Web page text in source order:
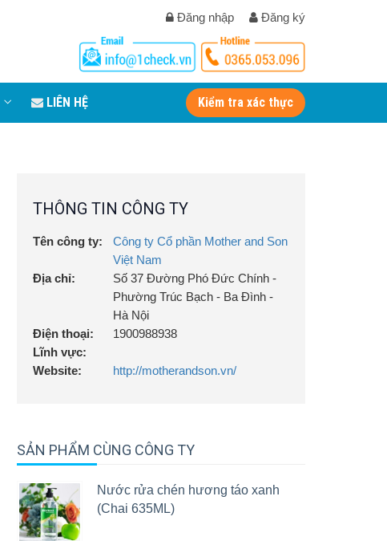
Đăng nhập Đăng ký
LIÊN HỆ Kiểm tra xác thực
THÔNG TIN CÔNG TY
Tên công ty:
Công ty Cổ phần Mother and Son
Việt Nam
Địa chỉ:
Số 37 Đường Phó Đức Chính -
Phường Trúc Bạch - Ba Đình -
Hà Nội
Điện thoại:
1900988938
Lĩnh vực:
Website:
http://motherandson.vn/
SẢN PHẨM CÙNG CÔNG TY
Nước rửa chén hương táo xanh
(Chai 635ML)